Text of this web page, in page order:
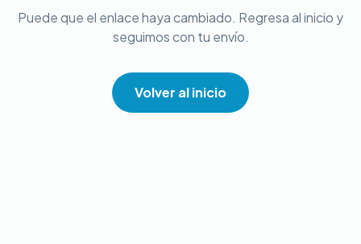
Puede que el enlace haya cambiado. Regresa al inicio y
seguimos con tu envío.
Volver al inicio